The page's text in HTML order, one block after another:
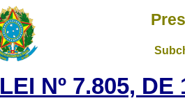
LEI Nº 7.805,